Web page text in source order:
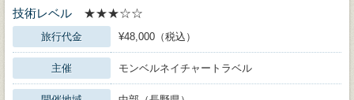
技術レベル
★★★☆☆
旅行代金 ¥48,000（税込）
主催 モンベルネイチャートラベル